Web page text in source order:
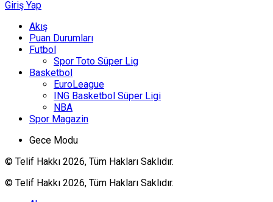
Giriş Yap
Akış
Puan Durumları
Futbol
Spor Toto Süper Lig
Basketbol
EuroLeague
ING Basketbol Süper Ligi
NBA
Spor Magazin
Gece Modu
© Telif Hakkı 2026, Tüm Hakları Saklıdır.
© Telif Hakkı 2026, Tüm Hakları Saklıdır.